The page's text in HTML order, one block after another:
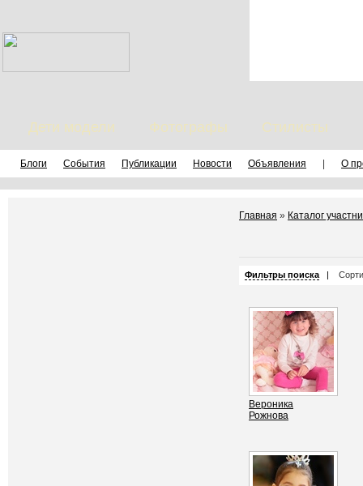
Дети модели Фотографы Стилисты
Блоги События Публикации Новости Объявления О
Главная » Каталог
Фильтры поиска |
Вероника
Рожнова